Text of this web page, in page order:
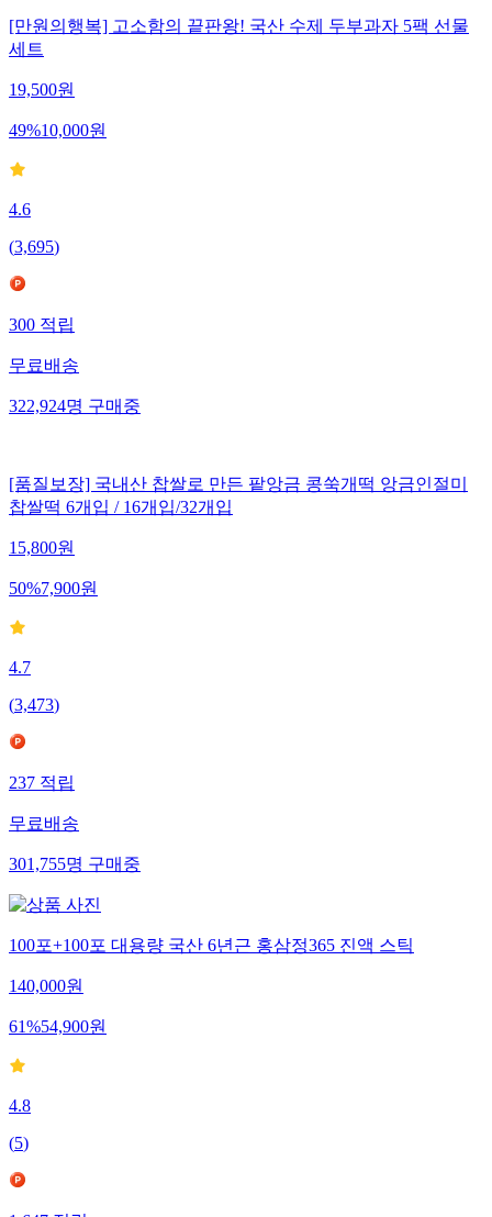
[만원의행복] 고소함의 끝판왕! 국산 수제 두부과자 5팩 선물
세트
19,500원
49%10,000원
4.6
(3,695)
300적립
무료배송
322,924명구매중
[품질보장] 국내산 찹쌀로 만든 팥앙금 콩쑥개떡 앙금인절미
찹쌀떡 6개입 / 16개입/32개입
15,800원
50%7,900원
4.7
(3,473)
237적립
무료배송
301,755명구매중
100포+100포 대용량 국산 6년근 홍삼정365 진액 스틱
140,000원
61%54,900원
4.8
(5)